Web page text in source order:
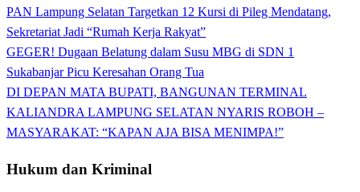
PAN Lampung Selatan Targetkan 12 Kursi di Pileg Mendatang,
Sekretariat Jadi “Rumah Kerja Rakyat”
GEGER! Dugaan Belatung dalam Susu MBG di SDN 1
Sukabanjar Picu Keresahan Orang Tua
DI DEPAN MATA BUPATI, BANGUNAN TERMINAL
KALIANDRA LAMPUNG SELATAN NYARIS ROBOH –
MASYARAKAT: “KAPAN AJA BISA MENIMPA!”
Hukum dan Kriminal